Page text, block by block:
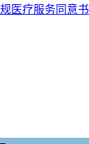
医疗服务同意书